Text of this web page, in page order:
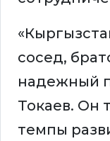
сосед,
надежный
Токаев. Он
темпы